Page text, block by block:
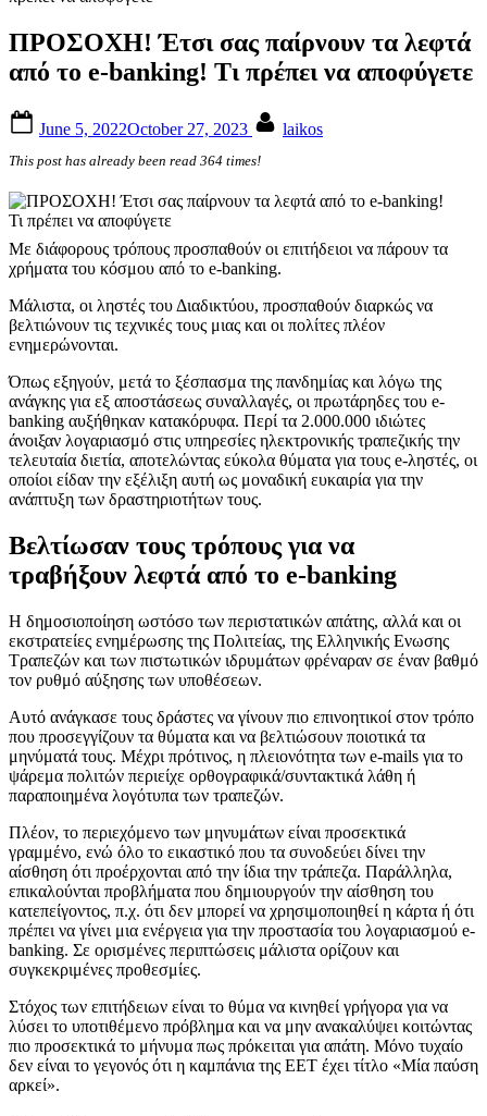
ΠΡΟΣΟΧΗ! Έτσι σας παίρνουν τα λεφτά
από το e-banking! Τι πρέπει να αποφύγετε
on
June 5, 2022October 27, 2023 laikos
This post has already been read 364 times!
Με διάφορους τρόπους προσπαθούν οι επιτήδειοι να πάρουν τα
χρήματα του κόσμου από το e-banking.
Μάλιστα, οι ληστές του Διαδικτύου, προσπαθούν διαρκώς να
βελτιώνουν τις τεχνικές τους μιας και οι πολίτες πλέον
ενημερώνονται.
Όπως εξηγούν, μετά το ξέσπασμα της πανδημίας και λόγω της
ανάγκης για εξ αποστάσεως συναλλαγές, οι πρωτάρηδες του e-
banking αυξήθηκαν κατακόρυφα. Περί τα 2.000.000 ιδιώτες
άνοιξαν λογαριασμό στις υπηρεσίες ηλεκτρονικής τραπεζικής την
τελευταία διετία, αποτελώντας εύκολα θύματα για τους e-ληστές, οι
οποίοι είδαν την εξέλιξη αυτή ως μοναδική ευκαιρία για την
ανάπτυξη των δραστηριοτήτων τους.
Βελτίωσαν τους τρόπους για να
τραβήξουν λεφτά από το e-banking
Η δημοσιοποίηση ωστόσο των περιστατικών απάτης, αλλά και οι
εκστρατείες ενημέρωσης της Πολιτείας, της Ελληνικής Ενωσης
Τραπεζών και των πιστωτικών ιδρυμάτων φρέναραν σε έναν βαθμό
τον ρυθμό αύξησης των υποθέσεων.
Αυτό ανάγκασε τους δράστες να γίνουν πιο επινοητικοί στον τρόπο
που προσεγγίζουν τα θύματα και να βελτιώσουν ποιοτικά τα
μηνύματά τους. Μέχρι πρότινος, η πλειονότητα των e-mails για το
ψάρεμα πολιτών περιείχε ορθογραφικά/συντακτικά λάθη ή
παραποιημένα λογότυπα των τραπεζών.
Πλέον, το περιεχόμενο των μηνυμάτων είναι προσεκτικά
γραμμένο, ενώ όλο το εικαστικό που τα συνοδεύει δίνει την
αίσθηση ότι προέρχονται από την ίδια την τράπεζα. Παράλληλα,
επικαλούνται προβλήματα που δημιουργούν την αίσθηση του
κατεπείγοντος, π.χ. ότι δεν μπορεί να χρησιμοποιηθεί η κάρτα ή ότι
πρέπει να γίνει μια ενέργεια για την προστασία του λογαριασμού e-
banking. Σε ορισμένες περιπτώσεις μάλιστα ορίζουν και
συγκεκριμένες προθεσμίες.
Στόχος των επιτήδειων είναι το θύμα να κινηθεί γρήγορα για να
λύσει το υποτιθέμενο πρόβλημα και να μην ανακαλύψει κοιτώντας
πιο προσεκτικά το μήνυμα πως πρόκειται για απάτη. Μόνο τυχαίο
δεν είναι το γεγονός ότι η καμπάνια της ΕΕΤ έχει τίτλο «Μία παύση
αρκεί».